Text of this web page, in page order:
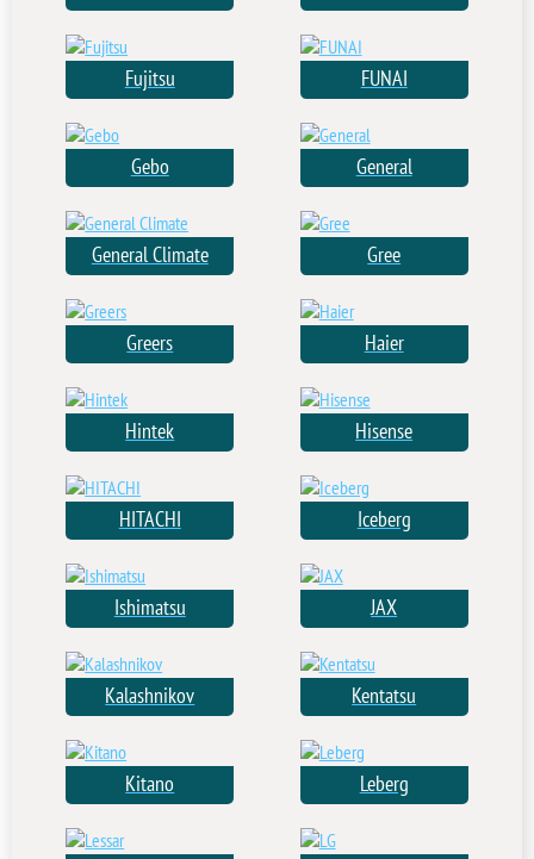
Fujitsu FUNAI
Gebo General
General Climate Gree
Greers Haier
Hintek Hisense
HITACHI Iceberg
Ishimatsu JAX
Kalashnikov Kentatsu
Kitano Leberg